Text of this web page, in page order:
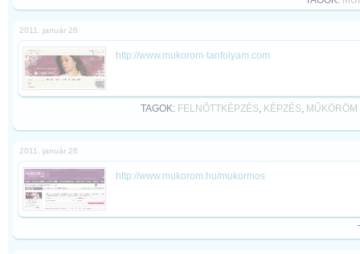
2011. január 26
http://www.mukorom-tanfolyam.com
TAGOK: FELNŐTTKÉPZÉS, KÉPZÉS, MŰKÖRÖM
2011. január 26
http://www.mukorom.hu/mukormos